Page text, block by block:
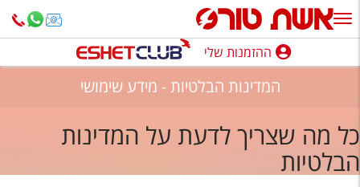
ההזמנות שלי
חופשה לפי סגנון
מלונות באילת
ההזמנות שלי
המדינות הבלטיות - מידע שימושי
כל מה שצריך לדעת על המדינות
הבלטיות